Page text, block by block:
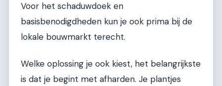
Voor het schaduwdoek en
basisbenodigdheden kun je ook prima bij de
lokale bouwmarkt terecht.
Welke oplossing je ook kiest, het belangrijkste
is dat je begint met afharden. Je plantjes